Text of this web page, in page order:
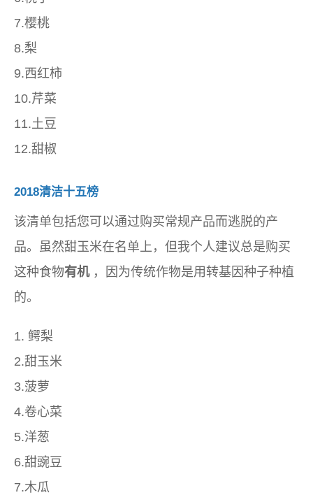
7.樱桃
8.梨
9.西红柿
10.芹菜
11.土豆
12.甜椒
2018清洁十五榜
该清单包括您可以通过购买常规产品而逃脱的产
品。虽然甜玉米在名单上，但我个人建议总是购买
这种食物有机，因为传统作物是用转基因种子种植
的。
1. 鳄梨
2.甜玉米
3.菠萝
4.卷心菜
5.洋葱
6.甜豌豆
7.木瓜